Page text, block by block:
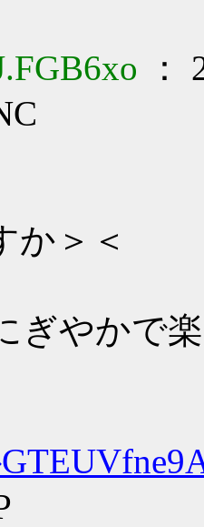
：
か＞＜
ぎやかで